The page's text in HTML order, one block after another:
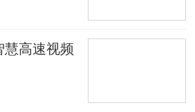
慧高速视频